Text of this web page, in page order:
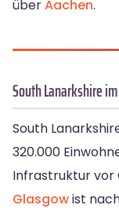
überAachen.
South Lanarkshire
South
320.000
Infrastruktur vor
Glasgowist